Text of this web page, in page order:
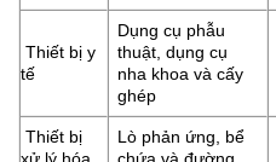
Thiết bị y
tế
Dụng cụ phẫu
thuật, dụng cụ
nha khoa và cấy
ghép
Thiết bị
Lò phản ứng, bể